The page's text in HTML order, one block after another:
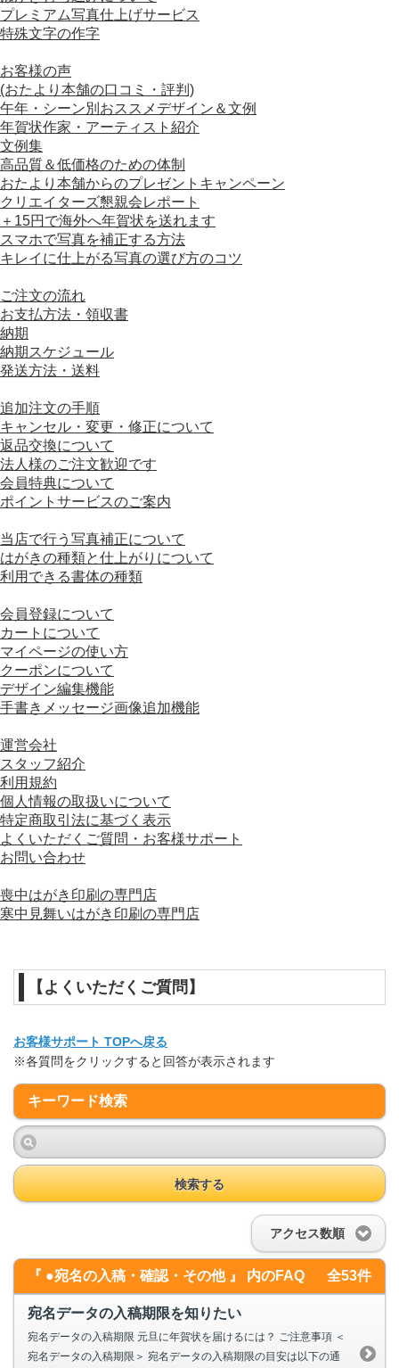
プレミアム写真仕上げサービス
特殊文字の作字
お客様の声
(おたより本舗の口コミ・評判)
午年・シーン別おススメデザイン＆文例
年賀状作家・アーティスト紹介
文例集
高品質＆低価格のための体制
おたより本舗からのプレゼントキャンペーン
クリエイターズ懇親会レポート
＋15円で海外へ年賀状を送れます
スマホで写真を補正する方法
キレイに仕上がる写真の選び方のコツ
ご注文の流れ
お支払方法・領収書
納期
納期スケジュール
発送方法・送料
追加注文の手順
キャンセル・変更・修正について
返品交換について
法人様のご注文歓迎です
会員特典について
ポイントサービスのご案内
当店で行う写真補正について
はがきの種類と仕上がりについて
利用できる書体の種類
会員登録について
カートについて
マイページの使い方
クーポンについて
デザイン編集機能
手書きメッセージ画像追加機能
運営会社
スタッフ紹介
利用規約
個人情報の取扱いについて
特定商取引法に基づく表示
よくいただくご質問・お客様サポート
お問い合わせ
喪中はがき印刷の専門店
寒中見舞いはがき印刷の専門店
【よくいただくご質問】
お客様サポート TOPへ戻る
※各質問をクリックすると回答が表示されます
キーワード検索
検索する
アクセス数順
『 ●宛名の入稿・確認・その他 』 内のFAQ 全53件
宛名データの入稿期限を知りたい
宛名データの入稿期限 元旦に年賀状を届けるには？ ご注意事項 ＜
宛名データの入稿期限＞ 宛名データの入稿期限の目安は以下の通